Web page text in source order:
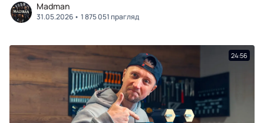
Madman
31.05.2026 1 875 051 прагляд
24:56